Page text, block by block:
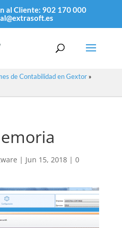
al Cliente: 902 170 000
de Contabilidad en Gextor »
| Jun 15, 2018| 0